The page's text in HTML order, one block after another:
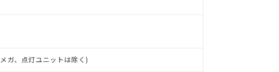
ガ、点灯ユニットは除く)
用者とは、"個人情報の共同利用に関して"
の「1.共同利用者の範囲」に記載されて
ます。
をダウンロードすることができます。
質）の非含有証明書
書（当社基準）
点で非含有を証明するもので、過去に遡って非含有を証明するものではありません。
フタル酸エステル類４物質の対応では、対応完了までの期間は出荷製品に未対応品が
考欄に対応日を記載しておりました。